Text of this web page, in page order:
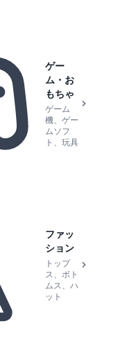
ゲー
ム・お
もちゃ
ゲーム
機、ゲー
ムソフ
ト、玩具
ファッ
ション
トップ
ス、ボト
ムス、ハ
ット